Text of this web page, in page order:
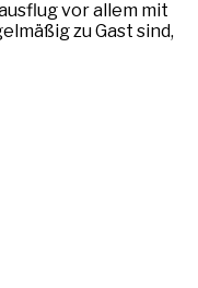
vor allem mit
zu Gast sind,